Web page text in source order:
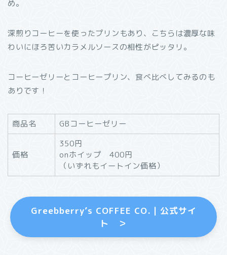
め。
深煎りコーヒーを使ったプリンもあり、こちらは濃厚な味
わいにほろ苦いカラメルソースの相性がピッタリ。
コーヒーゼリーとコーヒープリン、食べ比べしてみるのも
ありです！
商品名 GBコーヒーゼリー
価格
350円
onホイップ 400円
（いずれもイートイン価格）
Greebberry’s COFFEE CO.｜公式サイ
ト ＞